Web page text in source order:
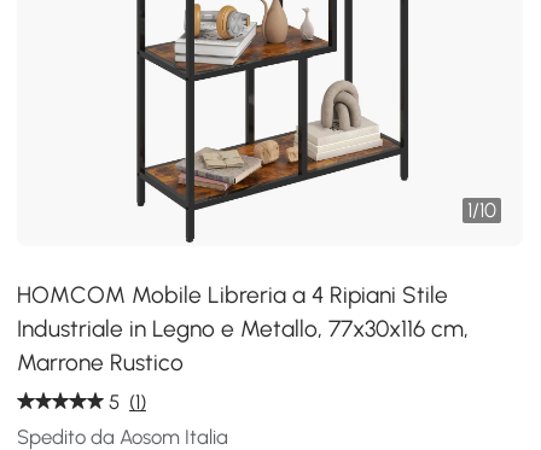
1/10
HOMCOM Mobile Libreria a 4 Ripiani Stile
Industriale in Legno e Metallo, 77x30x116 cm,
Marrone Rustico
5 (1)
Spedito da Aosom Italia